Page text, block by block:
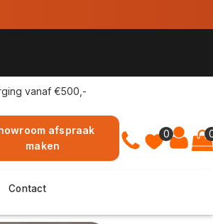
vanaf €500,-
0
afspraak
maken
Contact